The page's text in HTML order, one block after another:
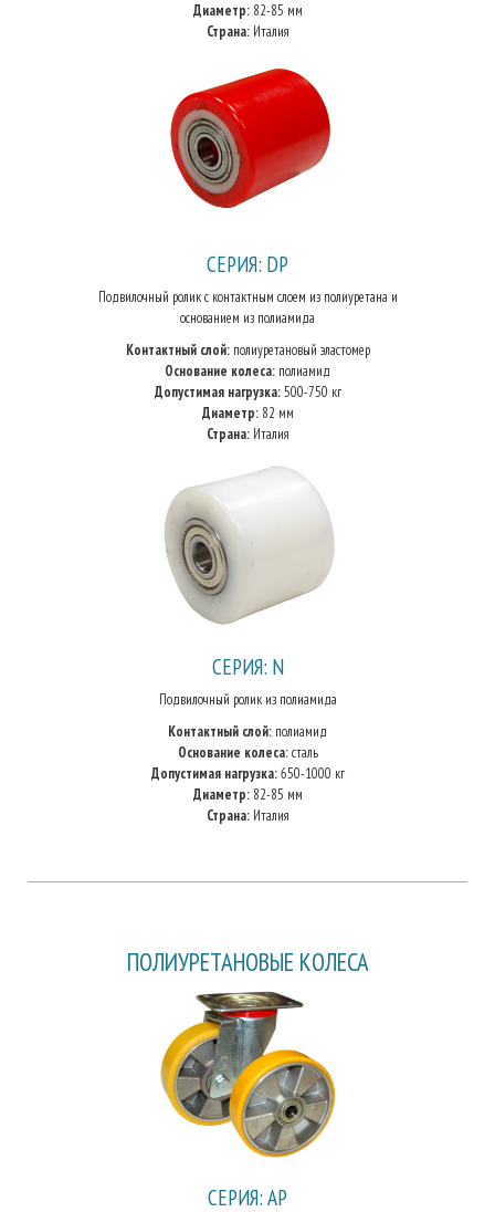
Диаметр:82-85 мм
Страна:Италия
СЕРИЯ: DP
Подвилочный ролик с контактным слоем из полиуретана и
основанием из полиамида
Контактный слой:полиуретановый эластомер
Основание колеса: полиамид
Допустимая нагрузка:500-750 кг
Диаметр:82 мм
Страна:Италия
СЕРИЯ: N
Подвилочный ролик из полиамида
Контактный слой: полиамид
Основание колеса:сталь
Допустимая нагрузка:650-1000 кг
Диаметр:82-85 мм
Страна:Италия
ПОЛИУРЕТАНОВЫЕ КОЛЕСА
СЕРИЯ: AP